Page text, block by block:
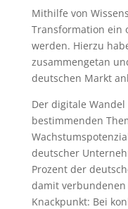
Mithilfe von
Transformation ein
werden. Hierzu
zusammengetan
deutschen Markt
Der digitale Wandel
bestimmenden
deutscher
Prozent der
damit
Knackpunkt: Bei